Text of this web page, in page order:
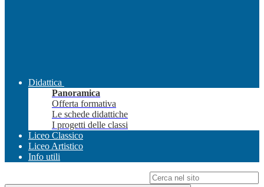
Didattica
Panoramica
Offerta formativa
Le schede didattiche
I progetti delle classi
Liceo Classico
Liceo Artistico
Info utili